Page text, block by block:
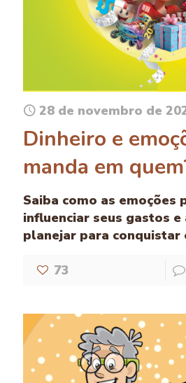
28 de novembro de
Dinheiro e
manda em
Saiba como as emoções
influenciar seus gastos e
planejar para conquistar
73